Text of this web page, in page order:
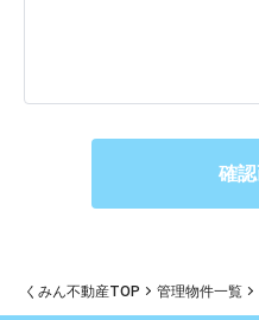
くみん不動産TOP 管理物件一覧